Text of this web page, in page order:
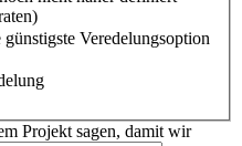
Veredelungsoption
Projekt sagen, damit wir